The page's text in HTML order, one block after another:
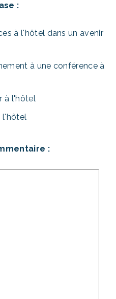
:
à l'hôtel dans un avenir
à une conférence à
à l'hôtel
l'hôtel
: